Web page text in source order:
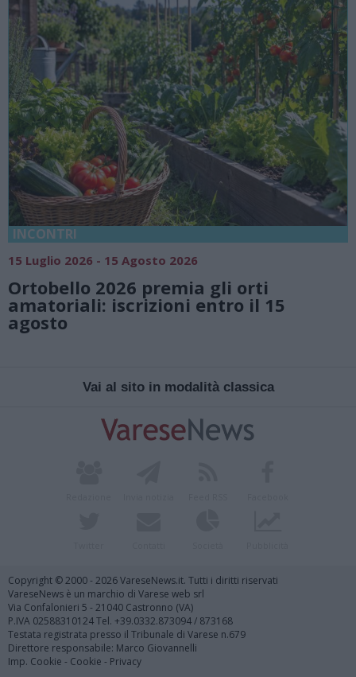
INCONTRI
15 Luglio 2026 - 15 Agosto 2026
Ortobello 2026 premia gli orti
amatoriali: iscrizioni entro il 15
agosto
Vai al sito in modalità classica
Copyright © 2000 - 2026 VareseNews.it. Tutti i diritti riservati
VareseNews è un marchio di Varese web srl
Via Confalonieri 5 - 21040 Castronno (VA)
P.IVA 02588310124 Tel. +39.0332.873094 / 873168
Testata registrata presso il Tribunale di Varese n.679
Direttore responsabile: Marco Giovannelli
Imp. Cookie - Cookie - Privacy